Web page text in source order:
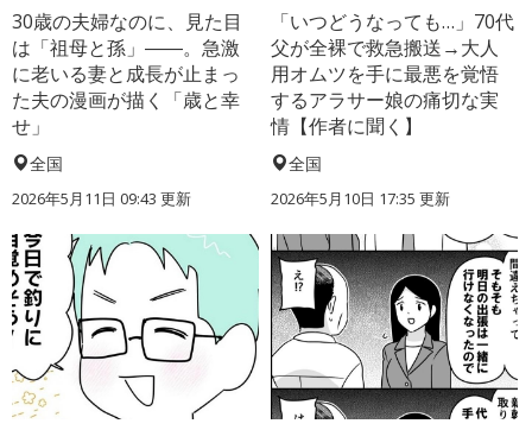
30歳の夫婦なのに、見た目
は「祖母と孫」――。急激
に老いる妻と成長が止まっ
た夫の漫画が描く「歳と幸
せ」
全国
2026年5月11日 09:43 更新
「いつどうなっても…」70代
父が全裸で救急搬送→大人
用オムツを手に最悪を覚悟
するアラサー娘の痛切な実
情【作者に聞く】
全国
2026年5月10日 17:35 更新